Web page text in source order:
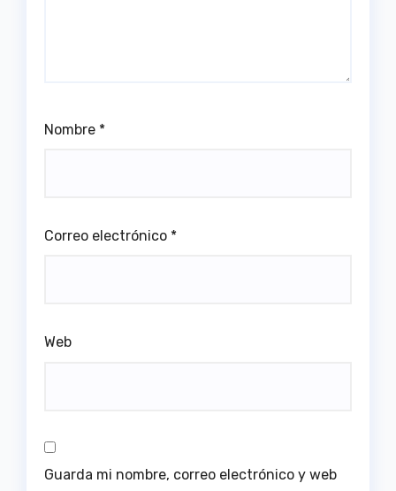
Nombre *
Correo electrónico *
Web
Guarda mi nombre, correo electrónico y web